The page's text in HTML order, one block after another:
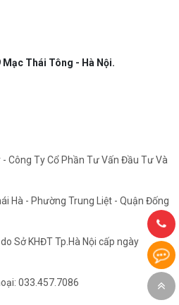
Mạc Thái Tông - Hà Nội.
Công Ty Cổ Phần Tư Vấn Đầu Tư Và
Hà - Phường Trung Liệt - Quận Đống
Sở KHĐT Tp.Hà Nội cấp ngày
033.457.7086